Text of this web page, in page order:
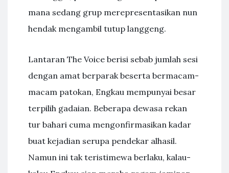
mana sedang grup merepresentasikan nun
hendak mengambil tutup langgeng.
Lantaran The Voice berisi sebab jumlah sesi
dengan amat berparak beserta bermacam-
macam patokan, Engkau mempunyai besar
terpilih gadaian. Beberapa dewasa rekan
tur bahari cuma mengonfirmasikan kadar
buat kejadian serupa pendekar alhasil.
Namun ini tak teristimewa berlaku, kalau-